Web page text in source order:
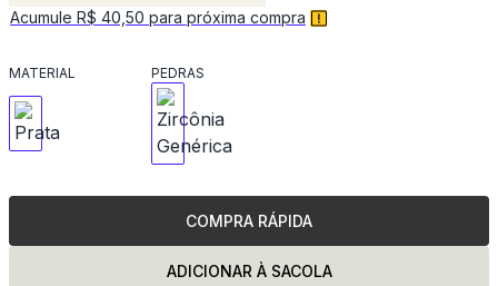
Acumule R$ 40,50 para próxima compra
MATERIAL PEDRAS
COMPRA RÁPIDA
ADICIONAR À SACOLA